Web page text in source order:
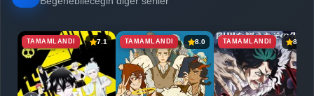
TAMAMLANDI 7.1 TAMAMLANDI 8.0 TAMAMLANDI 8.0